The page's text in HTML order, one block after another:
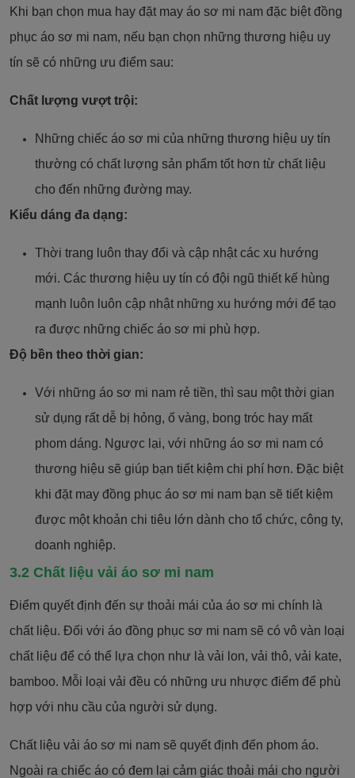
Khi bạn chọn mua hay đặt may áo sơ mi nam đặc biệt đồng
phục áo sơ mi nam, nếu bạn chọn những thương hiệu uy
tín sẽ có những ưu điểm sau:
Chất lượng vượt trội:
Những chiếc áo sơ mi của những thương hiệu uy tín
thường có chất lượng sản phẩm tốt hơn từ chất liệu
cho đến những đường may.
Kiểu dáng đa dạng:
Thời trang luôn thay đổi và cập nhật các xu hướng
mới. Các thương hiệu uy tín có đội ngũ thiết kế hùng
mạnh luôn luôn cập nhật những xu hướng mới để tạo
ra được những chiếc áo sơ mi phù hợp.
Độ bền theo thời gian:
Với những áo sơ mi nam rẻ tiền, thì sau một thời gian
sử dụng rất dễ bị hỏng, ố vàng, bong tróc hay mất
phom dáng. Ngược lại, với những áo sơ mi nam có
thương hiệu sẽ giúp bạn tiết kiệm chi phí hơn. Đặc biệt
khi đặt may đồng phục áo sơ mi nam bạn sẽ tiết kiệm
được một khoản chi tiêu lớn dành cho tổ chức, công ty,
doanh nghiệp.
3.2 Chất liệu vải áo sơ mi nam
Điểm quyết định đến sự thoải mái của áo sơ mi chính là
chất liệu. Đối với áo đồng phục sơ mi nam sẽ có vô vàn loại
chất liệu để có thể lựa chọn như là vải lon, vải thô, vải kate,
bamboo. Mỗi loại vải đều có những ưu nhược điểm để phù
hợp với nhu cầu của người sử dụng.
Chất liệu vải áo sơ mi nam sẽ quyết định đến phom áo.
Ngoài ra chiếc áo có đem lại cảm giác thoải mái cho người